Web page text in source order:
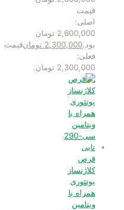
قیمت
اصلی:
2,600,000 تومان
بود.2,300,000 تومانقیمت
فعلی:
2,300,000 تومان.
قرص
کلاژنساز
یوتئوری
همراه با
ویتامین